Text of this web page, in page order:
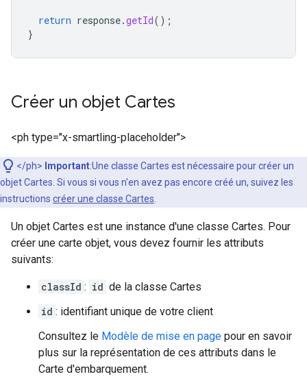
return response.getId();
}
Créer un objet Cartes
<ph type="x-smartling-placeholder">
</ph> Important:Une classe Cartes est nécessaire pour créer un
objet Cartes. Si vous si vous n'en avez pas encore créé un, suivez les
instructions créer une classe Cartes
Un objet Cartes est une instance d'une classe Cartes. Pour
créer une carte objet, vous devez fournir les attributs
suivants:
classId : id de la classe Cartes
id : identifiant unique de votre client
Consultez le Modèle de mise en page pour en savoir
plus sur la représentation de ces attributs dans le
Carte d'embarquement.